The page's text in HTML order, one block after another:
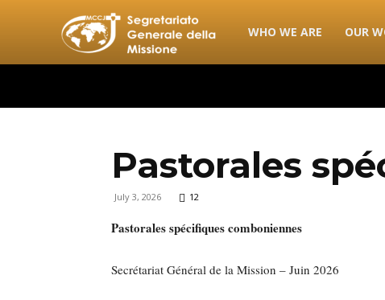
combonimission.net
WHO WE ARE OUR
Pastorales
July 3, 2026 12
Pastorales spécifiques comboniennes
Secrétariat Général de la Mission – Juin 2026